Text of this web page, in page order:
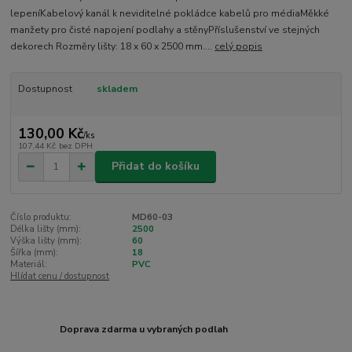
lepeníKabelový kanál k neviditelné pokládce kabelů pro médiaMěkké
manžety pro čisté napojení podlahy a stěnyPříslušenství ve stejných
dekorech Rozměry lišty: 18 x 60 x 2500 mm.... celý popis
Dostupnost skladem
130,00 Kč/ks
107,44 Kč bez DPH
Přidat do košíku
Číslo produktu:
MD60-03
Délka lišty (mm):
2500
Výška lišty (mm):
60
Šířka (mm):
18
Materiál:
PVC
Hlídat cenu / dostupnost
Doprava zdarma u vybraných podlah